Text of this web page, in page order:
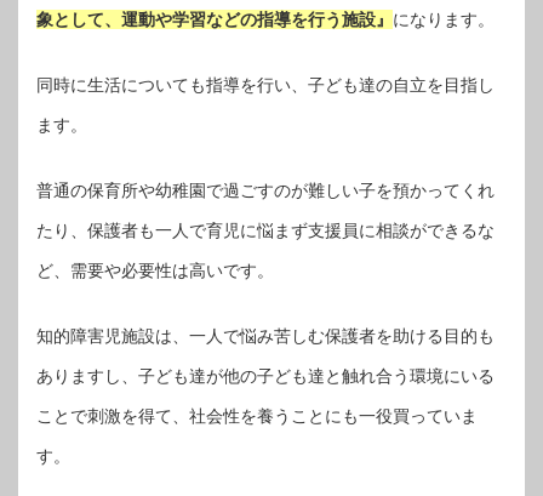
象として、運動や学習などの指導を行う施設』 になります。
同時に生活についても指導を行い、子ども達の自立を目指し
ます。
普通の保育所や幼稚園で過ごすのが難しい子を預かってくれ
たり、保護者も一人で育児に悩まず支援員に相談ができるな
ど、需要や必要性は高いです。
知的障害児施設は、一人で悩み苦しむ保護者を助ける目的も
ありますし、子ども達が他の子ども達と触れ合う環境にいる
ことで刺激を得て、社会性を養うことにも一役買っていま
す。